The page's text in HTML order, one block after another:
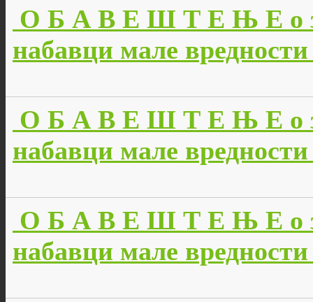
О Б А В Е Ш Т Е Њ Е о
набавци мале
О Б А В Е Ш Т Е Њ Е о
набавци мале
О Б А В Е Ш Т Е Њ Е о
набавци мале